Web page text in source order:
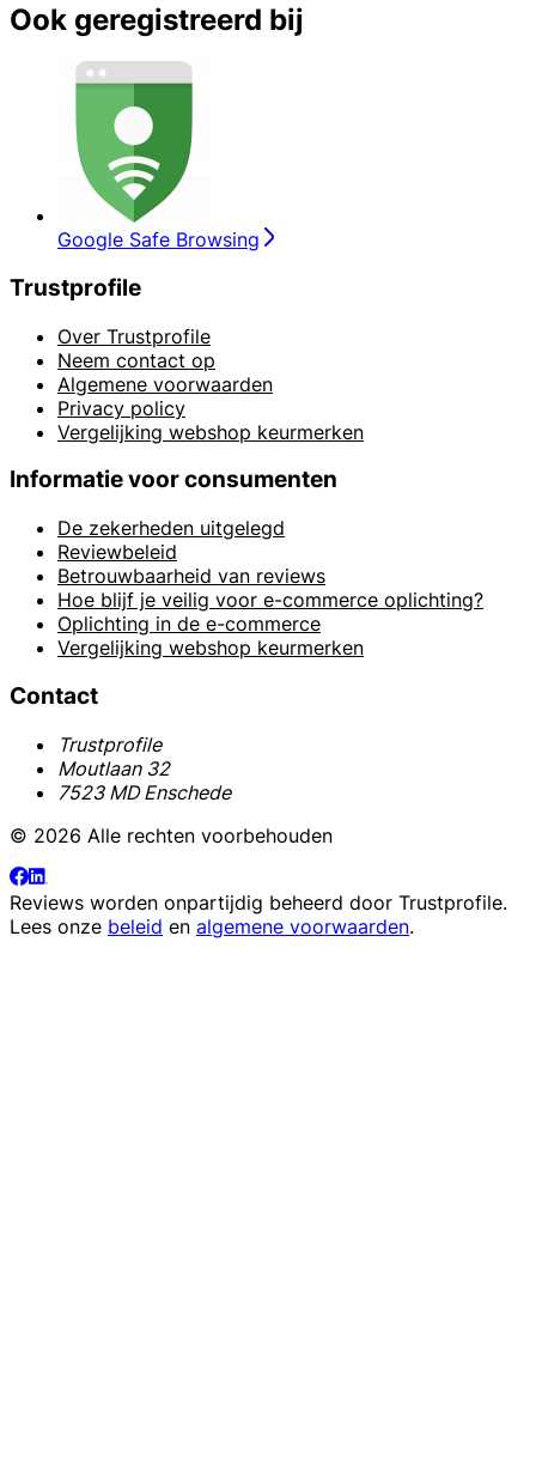
Ook geregistreerd bij
Google Safe Browsing
Trustprofile
Over Trustprofile
Neem contact op
Algemene voorwaarden
Privacy policy
Vergelijking webshop keurmerken
Informatie voor consumenten
De zekerheden uitgelegd
Reviewbeleid
Betrouwbaarheid van reviews
Hoe blijf je veilig voor e-commerce oplichting?
Oplichting in de e-commerce
Vergelijking webshop keurmerken
Contact
Trustprofile
Moutlaan 32
7523 MD Enschede
© 2026 Alle rechten voorbehouden
Reviews worden onpartijdig beheerd door Trustprofile.
Lees onze beleid en algemene voorwaarden.